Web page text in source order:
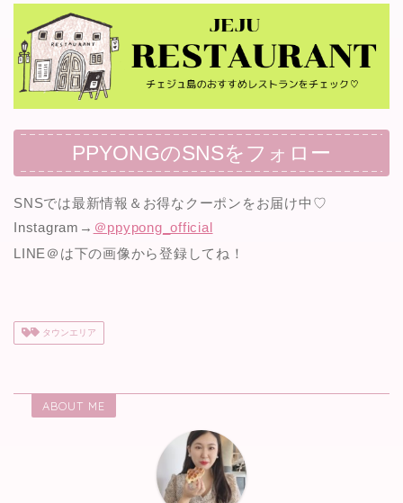
PPYONGのSNSをフォロー
SNSでは最新情報＆お得なクーポンをお届け中♡
Instagram→ ＠ppypong_official
LINE＠は下の画像から登録してね！
タウンエリア
ABOUT ME